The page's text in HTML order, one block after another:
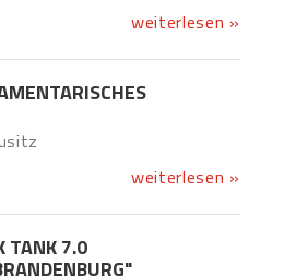
weiterlesen »
weiterlesen »
TANK 7.0